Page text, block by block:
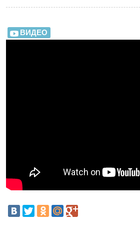
ВИДЕО